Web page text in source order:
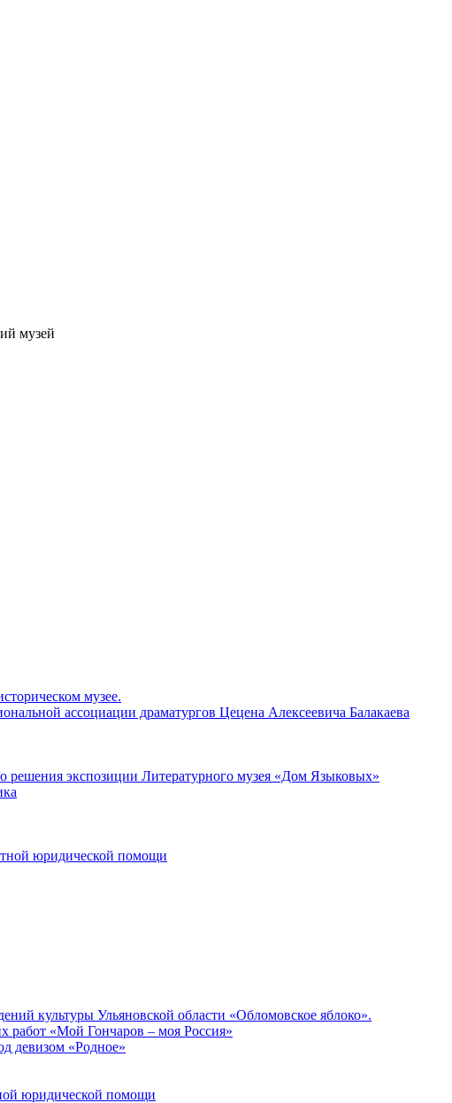
музей
музее.
ассоциации драматургов Цецена Алексеевича Балакаева
решения экспозиции Литературного музея «Дом Языковых»
юридической помощи
культуры Ульяновской области «Обломовское яблоко».
работ «Мой Гончаров – моя Россия»
девизом «Родное»
юридической помощи